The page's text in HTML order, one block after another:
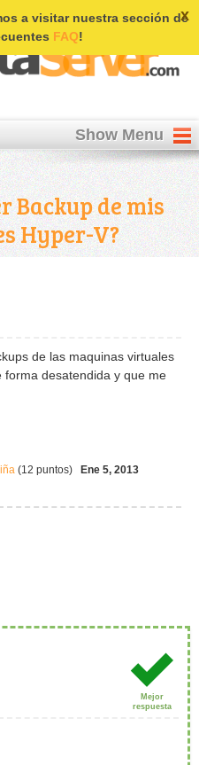
a visitar nuestra sección de
FAQ!
x
Show Menu
Backup de mis
Hyper-V?
de las maquinas virtuales
forma desatendida y que me
(12 puntos) Ene 5, 2013
Mejor
respuesta